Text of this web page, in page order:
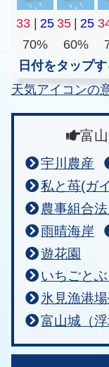
33 | 25 35 | 25
70%
60%
日付をタップ
天気アイコンの
富
宇川農産
私と苺(ガ
農事組合
雨晴海岸
遊花園
いちごと
氷見漁港
富山城（浮